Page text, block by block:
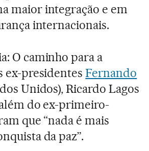
maior integração e em
internacionais.
O caminho para a
ex-presidentesFernando
Unidos), Ricardo Lagos
do ex-primeiro-
que “nada é mais
da paz”.